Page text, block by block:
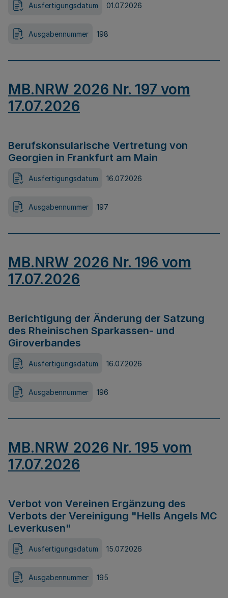
Ausfertigungsdatum 01.07.2026
Ausgabennummer 198
MB.NRW 2026 Nr. 197 vom
17.07.2026
Berufskonsularische Vertretung von
Georgien in Frankfurt am Main
Ausfertigungsdatum 16.07.2026
Ausgabennummer 197
MB.NRW 2026 Nr. 196 vom
17.07.2026
Berichtigung der Änderung der Satzung
des Rheinischen Sparkassen- und
Giroverbandes
Ausfertigungsdatum 16.07.2026
Ausgabennummer 196
MB.NRW 2026 Nr. 195 vom
17.07.2026
Verbot von Vereinen Ergänzung des
Verbots der Vereinigung "Hells Angels MC
Leverkusen"
Ausfertigungsdatum 15.07.2026
Ausgabennummer 195